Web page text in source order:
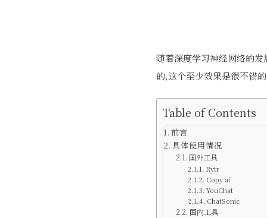
随着深度学习神经网络的
的,这个至少效果是很不错
Table of Contents
前言
具体使用情况
国外工具
Rytr
Copy.ai
YouChat
ChatSonic
国内工具